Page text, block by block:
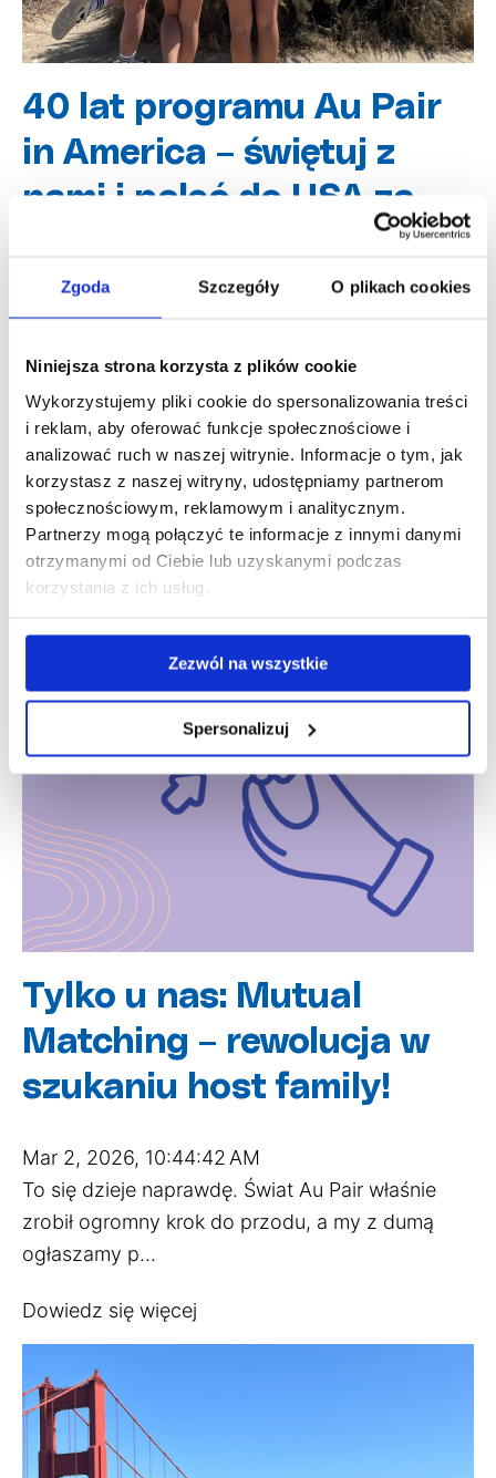
Zgoda Szczegóły O plikach cookies
Niniejsza strona korzysta z plików cookie
Wykorzystujemy pliki cookie do spersonalizowania treści
i reklam, aby oferować funkcje społecznościowe i
analizować ruch w naszej witrynie. Informacje o tym, jak
korzystasz z naszej witryny, udostępniamy partnerom
społecznościowym, reklamowym i analitycznym.
Partnerzy mogą połączyć te informacje z innymi danymi
otrzymanymi od Ciebie lub uzyskanymi podczas
korzystania z ich usług.
Zezwól na wszystkie
Spersonalizuj
40 lat programu Au Pair
in America – świętuj z
nami i poleć do USA za
Mar 2, 2026, 11:35:26 AM
w Stanach Zjednoczonych z głowami pełnymi
marzeń, eksc...
Dowiedz się więcej
Tylko u nas: Mutual
Matching – rewolucja w
szukaniu host family!
Mar 2, 2026, 10:44:42 AM
To się dzieje naprawdę. Świat Au Pair właśnie
zrobił ogromny krok do przodu, a my z dumą
ogłaszamy p...
Dowiedz się więcej